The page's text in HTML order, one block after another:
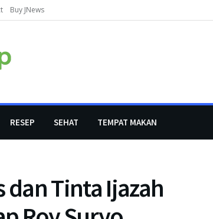
Buy JNews
RESEP SEHAT TEMPAT MAKAN
dan Tinta Ijazah